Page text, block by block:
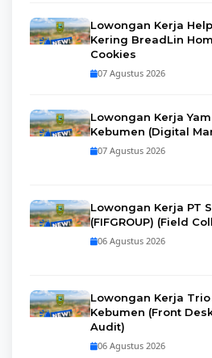
Lowongan Kerja
Kering BreadLin
Cookies
07 Agustus 2026
Lowongan Kerja
Kebumen (Digital
07 Agustus 2026
Lowongan Kerja PT
(FIFGROUP) (Field
06 Agustus 2026
Lowongan Kerja
Kebumen (Front
Audit)
06 Agustus 2026